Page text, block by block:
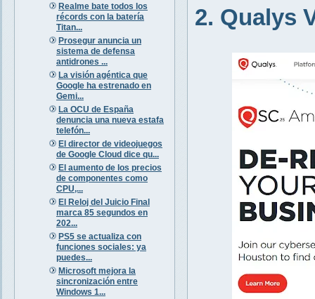
Realme bate todos los
récords con la batería
Titan...
Prosegur anuncia un
sistema de defensa
antidrones ...
La visión agéntica que
Google ha estrenado en
Gemi...
La OCU de España
denuncia una nueva estafa
telefón...
El director de videojuegos
de Google Cloud dice qu...
El aumento de los precios
de componentes como
CPU,...
El Reloj del Juicio Final
marca 85 segundos en
202...
PS5 se actualiza con
funciones sociales: ya
puedes...
Microsoft mejora la
sincronización entre
Windows 1...
2. Qualys